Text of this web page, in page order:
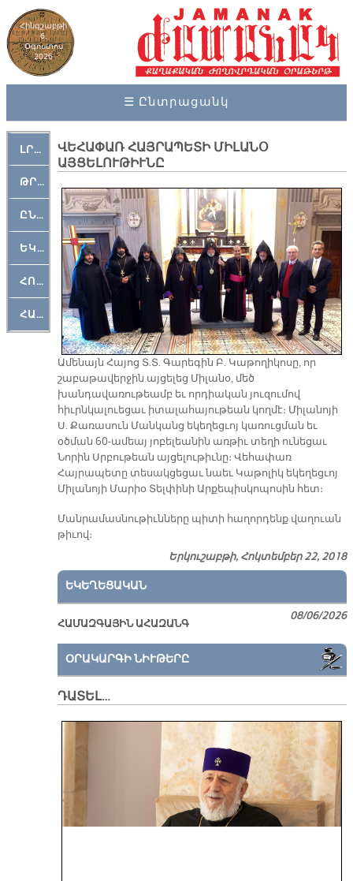
Հինգշաբթի
6,
Օգոստոս
2026
☰ Ընտրացանկ
ԼՐԱՀՈՍ
ԹՐՔԱՀԱՅ ԿԵԱՆՔ
ԸՆԿԵՐԱՄՇԱԿՈՒԹԱՅԻՆ
ԵԿԵՂԵՑԱԿԱՆ
ՀՈԳԵՄՏԱՒՈՐ
ՀԱՐԹԱԿ
ՎԵՀԱՓԱՌ ՀԱՅՐԱՊԵՏԻ ՄԻԼԱՆՕ
ԱՅՑԵԼՈՒԹԻՒՆԸ
Ամենայն Հայոց Տ.Տ. Գարեգին Բ. Կաթողիկոսը, որ
շաբաթավերջին այցելեց Միլանօ, մեծ
խանդավառութեամբ եւ որդիական յուզումով
հիւրնկալուեցաւ իտալահայութեան կողմէ։ Միլանոյի
Ս. Քառասուն Մանկանց եկեղեցւոյ կառուցման եւ
օծման 60-ամեայ յոբելեանին առթիւ տեղի ունեցաւ
Նորին Սրբութեան այցելութիւնը։ Վեհափառ
Հայրապետը տեսակցեցաւ նաեւ Կաթոլիկ եկեղեցւոյ
Միլանոյի Մարիօ Տելփինի Արքեպիսկոպոսին հետ։
Մանրամասնութիւնները պիտի հաղորդենք վաղուան
թիւով։
Երկուշաբթի, Հոկտեմբեր 22, 2018
ԵԿԵՂԵՑԱԿԱՆ
ՀԱՄԱԶԳԱՅԻՆ ԱՀԱԶԱՆԳ
08/06/2026
ՕՐԱԿԱՐԳԻ ՆԻՒԹԵՐԸ
ԴԱՏԵԼ…